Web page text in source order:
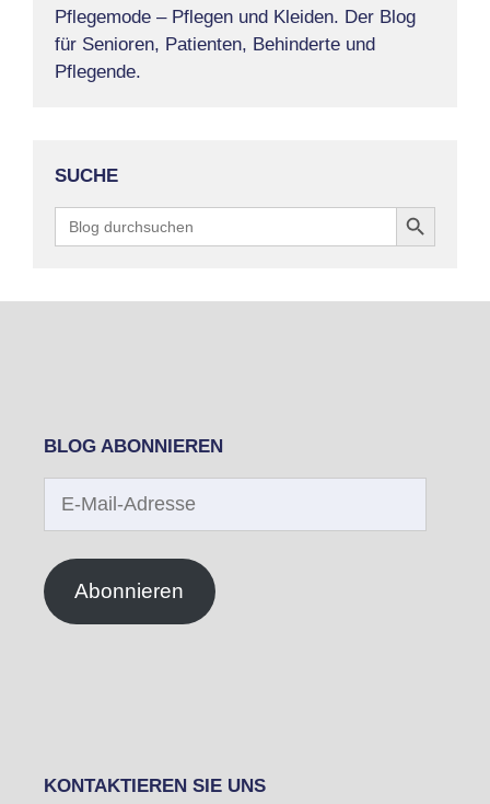
Pflegemode – Pflegen und Kleiden. Der Blog
für Senioren, Patienten, Behinderte und
Pflegende.
SUCHE
Search
for:
Search Button
BLOG ABONNIEREN
Mail-
Abonnieren
KONTAKTIEREN SIE UNS